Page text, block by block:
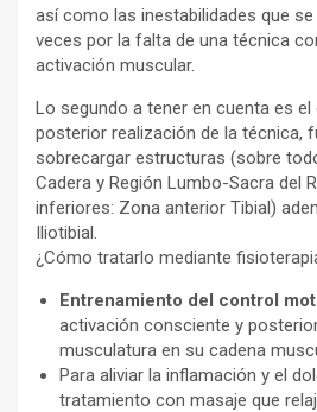
así como las inestabilidades que
veces por la falta de una técnica
activación muscular.
Lo segundo a tener en cuenta es
posterior realización de la técnica,
sobrecargar estructuras (sobre
Cadera y Región Lumbo-Sacra del
inferiores: Zona anterior Tibial)
Iliotibial.
¿Cómo tratarlo mediante
Entrenamiento del control
activación consciente y
musculatura en su cadena
Para aliviar la inflamación y el
tratamiento con masaje que